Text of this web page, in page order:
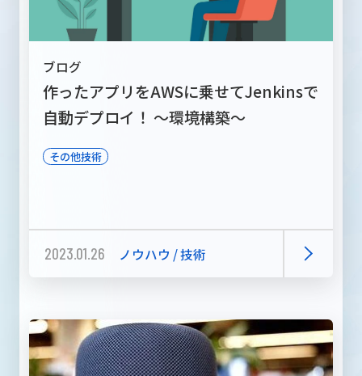
ブログ
作ったアプリをAWSに乗せてJenkinsで
自動デプロイ！ ～環境構築～
その他技術
2023.01.26 ノウハウ / 技術